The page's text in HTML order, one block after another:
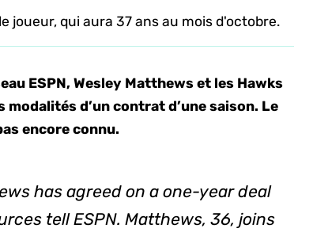
joueur, qui aura 37 ans au mois d'octobre.
ESPN, Wesley Matthews et les Hawks
d’un contrat d’une saison. Le
encore connu.
has agreed on a one-year deal
tell ESPN. Matthews, 36, joins